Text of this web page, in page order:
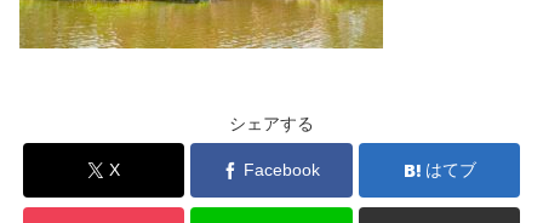
シェアする
X Facebook はてブ